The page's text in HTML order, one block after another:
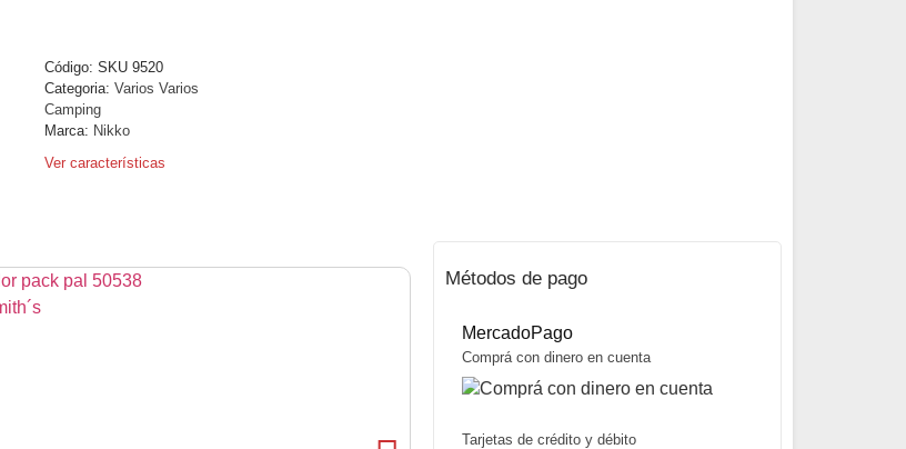
Código: SKU 9520
Categoria: Varios Varios
Camping
Marca: Nikko
Ver características
Métodos de pago
MercadoPago
Comprá con dinero en cuenta
Tarjetas de crédito y débito